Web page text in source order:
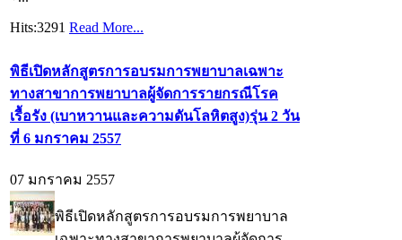
Hits:3291 Read More...
พิธีเปิดหลักสูตรการอบรมการพยาบาลเฉพาะ
ทางสาขาการพยาบาลผู้จัดการรายกรณีโรค
เรื้อรัง (เบาหวานและความดันโลหิตสูง)รุ่น 2 วัน
ที่ 6 มกราคม 2557
07 มกราคม 2557
พิธีเปิดหลักสูตรการอบรมการพยาบาล